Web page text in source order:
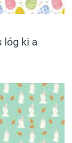
lóg ki a